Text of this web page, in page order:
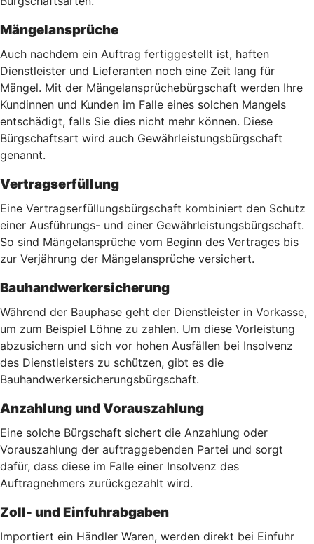
Mängelansprüche
Auch nachdem ein Auftrag fertiggestellt ist, haften
Dienstleister und Lieferanten noch eine Zeit lang für
Mängel. Mit der Mängelansprüchebürgschaft werden Ihre
Kundinnen und Kunden im Falle eines solchen Mangels
entschädigt, falls Sie dies nicht mehr können. Diese
Bürgschaftsart wird auch Gewährleistungsbürgschaft
genannt.
Vertragserfüllung
Eine Vertragserfüllungsbürgschaft kombiniert den Schutz
einer Ausführungs- und einer Gewährleistungsbürgschaft.
So sind Mängelansprüche vom Beginn des Vertrages bis
zur Verjährung der Mängelansprüche versichert.
Bauhandwerkersicherung
Während der Bauphase geht der Dienstleister in Vorkasse,
um zum Beispiel Löhne zu zahlen. Um diese Vorleistung
abzusichern und sich vor hohen Ausfällen bei Insolvenz
des Dienstleisters zu schützen, gibt es die
Bauhandwerkersicherungsbürgschaft.
Anzahlung und Vorauszahlung
Eine solche Bürgschaft sichert die Anzahlung oder
Vorauszahlung der auftraggebenden Partei und sorgt
dafür, dass diese im Falle einer Insolvenz des
Auftragnehmers zurückgezahlt wird.
Zoll- und Einfuhrabgaben
Importiert ein Händler Waren, werden direkt bei Einfuhr